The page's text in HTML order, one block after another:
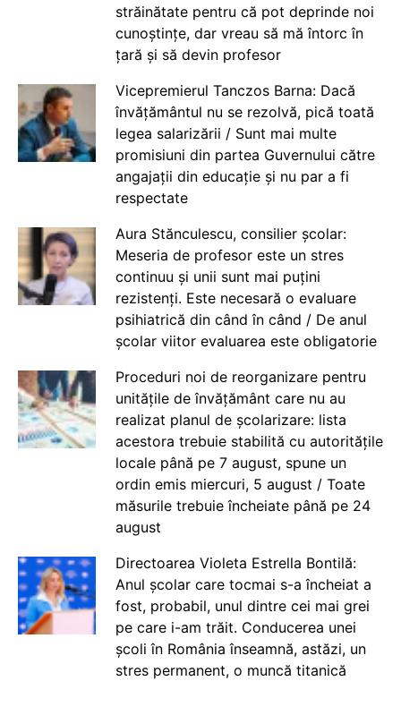
străinătate pentru că pot deprinde noi
cunoștințe, dar vreau să mă întorc în
țară și să devin profesor
Vicepremierul Tanczos Barna: Dacă
învățământul nu se rezolvă, pică toată
legea salarizării / Sunt mai multe
promisiuni din partea Guvernului către
angajații din educație și nu par a fi
respectate
Aura Stănculescu, consilier școlar:
Meseria de profesor este un stres
continuu și unii sunt mai puțini
rezistenți. Este necesară o evaluare
psihiatrică din când în când / De anul
școlar viitor evaluarea este obligatorie
Proceduri noi de reorganizare pentru
unitățile de învățământ care nu au
realizat planul de școlarizare: lista
acestora trebuie stabilită cu autoritățile
locale până pe 7 august, spune un
ordin emis miercuri, 5 august / Toate
măsurile trebuie încheiate până pe 24
august
Directoarea Violeta Estrella Bontilă:
Anul școlar care tocmai s-a încheiat a
fost, probabil, unul dintre cei mai grei
pe care i-am trăit. Conducerea unei
școli în România înseamnă, astăzi, un
stres permanent, o muncă titanică